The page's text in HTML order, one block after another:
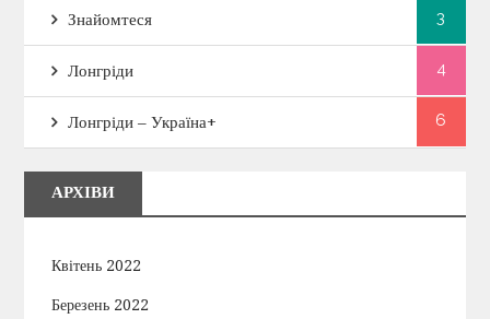
Знайомтеся 3
Лонгріди 4
Лонгріди – Україна+ 6
АРХІВИ
Квітень 2022
Березень 2022